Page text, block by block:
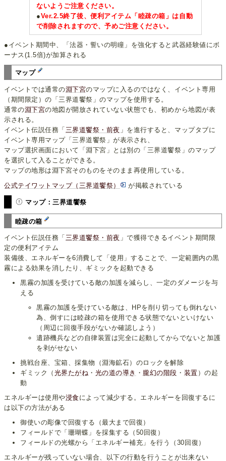
ないようご注意ください。
●Ver.2.5終了後、便利アイテム「睦疎の箱」は自動
で削除されますので、予めご注意ください。
●イベント期間中、「法器・誓いの明瞳」を強化すると武器経験値にボ
ーナス(1.5倍)が加算される
マップ
イベントでは通常の淵下宮のマップに入るのではなく、イベント専用
（期間限定）の「三界道饗祭」のマップを使用する。
通常の淵下宮の地図が開放されていない状態でも、初めから地図が表
示される。
イベント伝説任務「 三界道饗祭・前夜 」を進行すると、マップタブに
イベント専用マップ「三界道饗祭」が表示され、
マップ選択画面において「淵下宮」とは別の「三界道饗祭」のマップ
を選択して入ることができる。
マップの地形は淵下宮そのものをそのまま再使用している。
公式テイワットマップ（三界道饗祭） が掲載されている
マップ：三界道饗祭
睦疎の箱
イベント伝説任務「 三界道饗祭・前夜 」で獲得できるイベント期間限
定の便利アイテム
装備後、エネルギーを6消費して「使用」することで、一定範囲内の黒
霧による効果を消したり、ギミックを起動できる
黒霧の加護を受けている敵の加護を減らし、一定のダメージを与
える
黒霧の加護を受けている敵は、HPを削り切っても倒れない
為、倒すには睦疎の箱を使用できる状態でないといけない
（周辺に回復手段がないか確認しよう）
遺跡機兵などの自律装置は完全に起動してからでないと加護
を剥がせない
挑戦台座、宝箱、採集物（淵海鉱石）のロックを解除
ギミック（ 光界たがね ・ 光の道の導き ・ 朧幻の階段 ・ 装置 ）の起
動
エネルギーは使用や浸食によって減少する。エネルギーを回復するに
は以下の方法がある
御使いの彫像で回復する（最大まで回復）
フィールドで「珊瑚蝶」を採集する（50回復）
フィールドの光螺から「エネルギー補充」を行う（30回復）
エネルギーが残っていない場合、以下の行動を行うことが出来ない